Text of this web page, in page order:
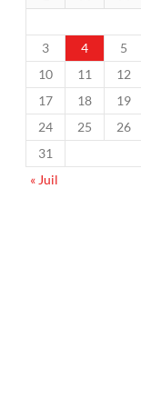
3
4 5
10
11 12
17
18 19
24
25 26
31
« Juil